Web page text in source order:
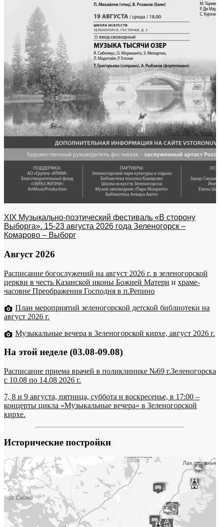
XIX Музыкально-поэтический фестиваль «В сторону
Выборга». 15-23 августа 2026 года Зеленогорск –
Комарово – Выборг
Август 2026
Расписание богослужений на август 2026 г. в зеленогорской
церкви в честь Казанской иконы Божией Матери и храме-
часовне Преображения Господня в п.Репино
План мероприятий зеленогорской детской библиотеки на
август 2026 г.
Музыкальные вечера в Зеленогорской кирхе, август 2026 г.
На этой неделе (03.08-09.08)
Расписание приема врачей в поликлинике №69 г.Зеленогорска
c 10.08 по 14.08 2026 г.
7, 8 и 9 августа, пятница, суббота и воскресенье, в 17:00 –
концерты цикла «Музыкальные вечера» в Зеленогорской
кирхе.
Исторические постройки